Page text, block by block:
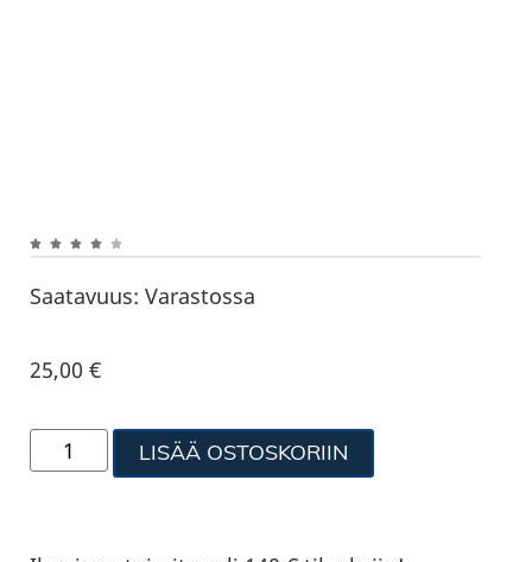
Saatavuus: Varastossa
25,00€
LISÄÄ OSTOSKORIIN